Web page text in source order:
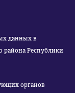
данных в
района Республики
органов